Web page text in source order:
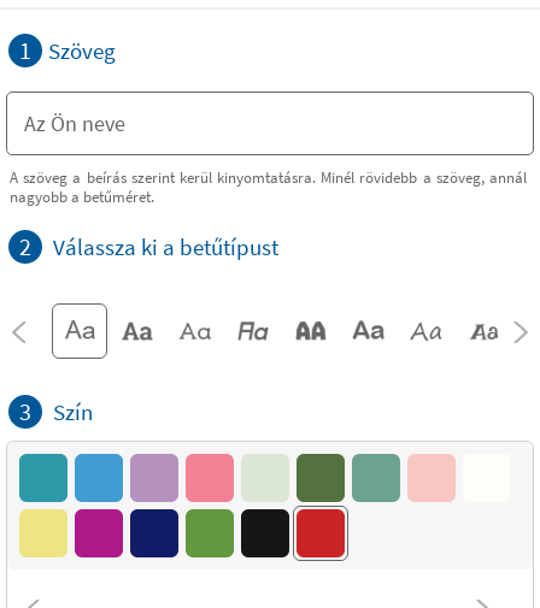
1 Szöveg
A szöveg a beírás szerint kerül kinyomtatásra. Minél rövidebb a szöveg, annál
nagyobb a betűméret.
2 Válassza ki a betűtípust
3 Szín